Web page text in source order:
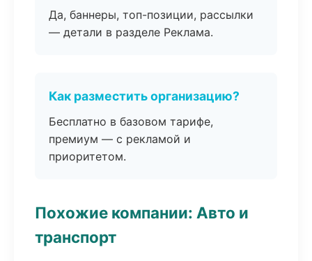
Да, баннеры, топ-позиции, рассылки
— детали в разделе Реклама.
Как разместить организацию?
Бесплатно в базовом тарифе,
премиум — с рекламой и
приоритетом.
Похожие компании: Авто и
транспорт